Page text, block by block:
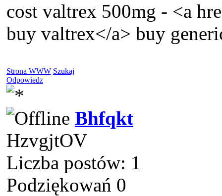
cost valtrex 500mg - <a
buy valtrex</a> buy
Strona WWW Szukaj
Odpowiedz
Bhfqkt
HzvgjtOV
Liczba postów: 1
Podziękowań 0